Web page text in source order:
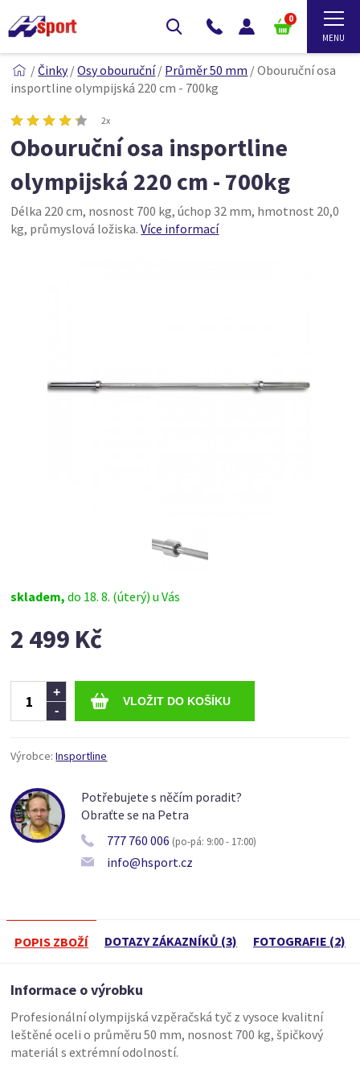
0
/Činky/Osy obouruční/ Průměr 50 mm /Obouruční osa
insportline olympijská 220 cm - 700kg
2x
Obouruční osa insportline
olympijská 220 cm - 700kg
Délka 220 cm, nosnost 700 kg, úchop 32 mm, hmotnost 20,0
kg, průmyslová ložiska.Více informací
skladem,do 18. 8. (úterý) u Vás
2 499 Kč
-
+
Výrobce: Insportline
Potřebujete s něčím poradit?
Obraťte se na Petra
777 760 006 (po-pá: 9:00 - 17:00)
info@hsport.cz
POPIS ZBOŽÍ DOTAZY ZÁKAZNÍKŮ (3) FOTOGRAFIE (2)
Informace o výrobku
Profesionální olympijská vzpěračská tyč z vysoce kvalitní
leštěné oceli o průměru 50 mm, nosnost 700 kg, špičkový
materiál s extrémní odolností.